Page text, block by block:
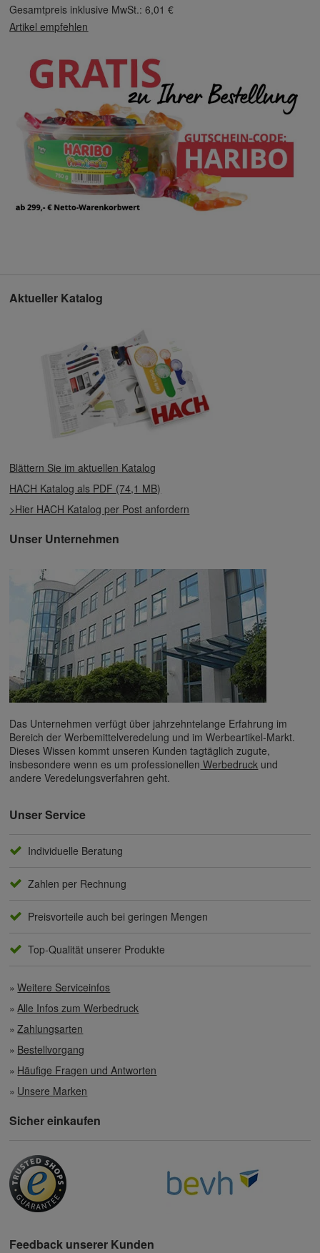
Gesamtpreis inklusive MwSt.:6,01 €
Artikel empfehlen
Aktueller Katalog
Blättern Sie im aktuellen Katalog
HACH Katalog als PDF (74,1 MB)
>Hier HACH Katalog per Post anfordern
Unser Unternehmen
Das Unternehmen verfügt über jahrzehntelange Erfahrung im
Bereich der Werbemittelveredelung und im Werbeartikel-Markt.
Dieses Wissen kommt unseren Kunden tagtäglich zugute,
insbesondere wenn es um professionellen Werbedruck und
andere Veredelungsverfahren geht.
Unser Service
Individuelle Beratung
Zahlen per Rechnung
Preisvorteile auch bei geringen Mengen
Top-Qualität unserer Produkte
Weitere Serviceinfos
Alle Infos zum Werbedruck
Zahlungsarten
Bestellvorgang
Häufige Fragen und Antworten
Unsere Marken
Sicher einkaufen
Feedback unserer Kunden